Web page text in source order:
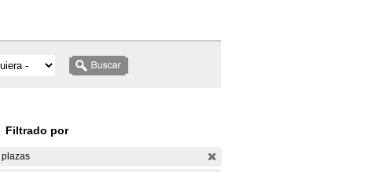
Filtrado por
plazas